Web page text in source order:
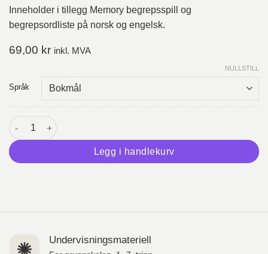
Inneholder i tillegg Memory begrepsspill og
begrepsordliste på norsk og engelsk.
69,00 kr inkl. MVA
Språk
NULLSTILL
Farger - Arbeidshefte, 1.-4. trinn antall
Legg i handlekurv
Undervisningsmateriell